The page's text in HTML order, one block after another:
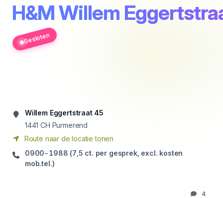
H&M Willem
Gesloten
Willem Eggertstraat 45
1441 CH Purmerend
Route naar de locatie tonen
0900-1988 (7,5 ct. per gesprek, excl. kosten
mob.tel.)
4